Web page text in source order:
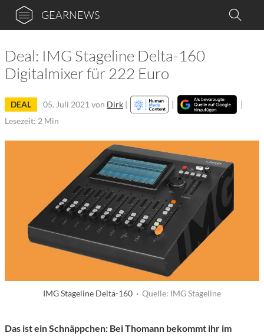
GEARNEWS
Deal: IMG Stageline Delta-160
Digitalmixer für 222 Euro
DEAL 05. Juli 2021 von Dirk | |
|
Lesezeit: 2 Min
IMG Stageline Delta-160 · Quelle: IMG Stageline
Das ist ein Schnäppchen: Bei Thomann bekommt ihr im